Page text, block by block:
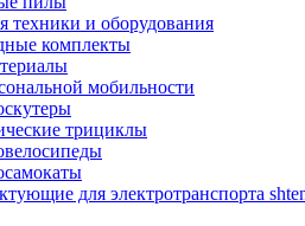
техники и оборудования
комплекты
мобильности
трициклы
для электротранспорта